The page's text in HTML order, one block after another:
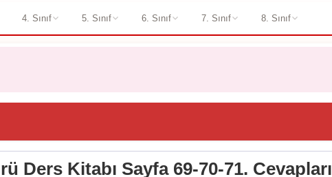
4. Sınıf 5. Sınıf 6. Sınıf 7. Sınıf 8. Sınıf
Ders Kitabı Sayfa 69-70-71. Cevapları